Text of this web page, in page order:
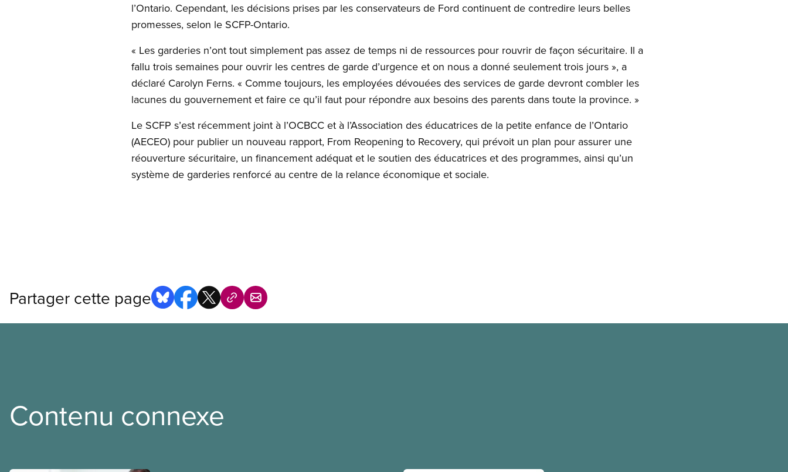
l’Ontario. Cependant, les décisions prises par les conservateurs de Ford continuent de contredire leurs belles
promesses, selon le SCFP-Ontario.
« Les garderies n’ont tout simplement pas assez de temps ni de ressources pour rouvrir de façon sécuritaire. Il a
fallu trois semaines pour ouvrir les centres de garde d’urgence et on nous a donné seulement trois jours », a
déclaré Carolyn Ferns. « Comme toujours, les employées dévouées des services de garde devront combler les
lacunes du gouvernement et faire ce qu’il faut pour répondre aux besoins des parents dans toute la province. »
Le SCFP s’est récemment joint à l’OCBCC et à l’Association des éducatrices de la petite enfance de l’Ontario
(AECEO) pour publier un nouveau rapport, From Reopening to Recovery, qui prévoit un plan pour assurer une
réouverture sécuritaire, un financement adéquat et le soutien des éducatrices et des programmes, ainsi qu’un
système de garderies renforcé au centre de la relance économique et sociale.
Partager cette page
Contenu connexe